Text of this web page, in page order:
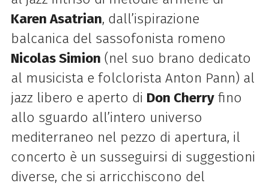
Karen Asatrian, dall’ispirazione
balcanica del sassofonista romeno
Nicolas Simion (nel suo brano dedicato
al musicista e folclorista Anton Pann) al
jazz libero e aperto di Don Cherryfino
allo sguardo all’intero universo
mediterraneo nel pezzo di apertura, il
concerto è un susseguirsi di suggestioni
diverse, che si arricchiscono del